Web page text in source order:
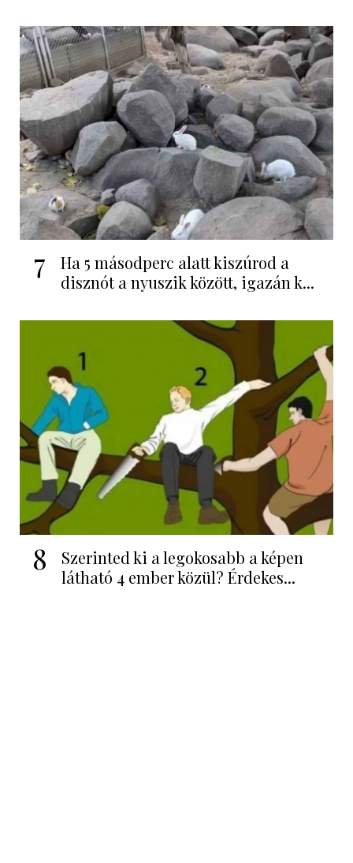
7
Ha 5 másodperc alatt kiszúrod a
disznót a nyuszik között, igazán k...
8
Szerinted ki a legokosabb a képen
látható 4 ember közül? Érdekes...